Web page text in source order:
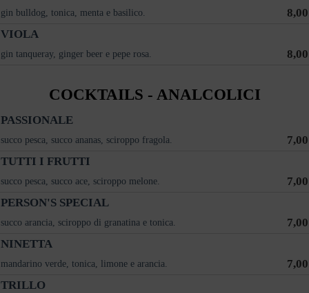
gin bulldog, tonica, menta e basilico.
8,00
VIOLA
gin tanqueray, ginger beer e pepe rosa. 8,00
COCKTAILS - ANALCOLICI
PASSIONALE
succo pesca, succo ananas, sciroppo fragola.
7,00
TUTTI I FRUTTI
succo pesca, succo ace, sciroppo melone.
7,00
PERSON'S SPECIAL
succo arancia, sciroppo di granatina e tonica.
7,00
NINETTA
mandarino verde, tonica, limone e arancia.
7,00
TRILLO